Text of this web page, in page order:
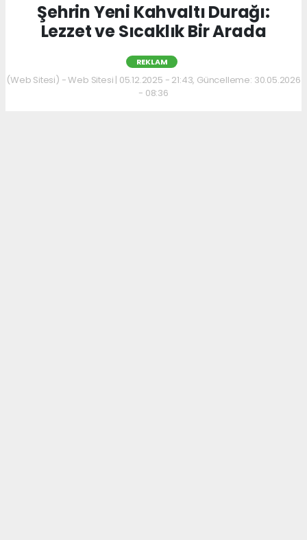
Şehrin Yeni Kahvaltı Durağı:
Lezzet ve Sıcaklık Bir Arada
REKLAM
(Web Sitesi) - Web Sitesi | 05.12.2025 - 21:43, Güncelleme: 30.05.2026
- 08:36